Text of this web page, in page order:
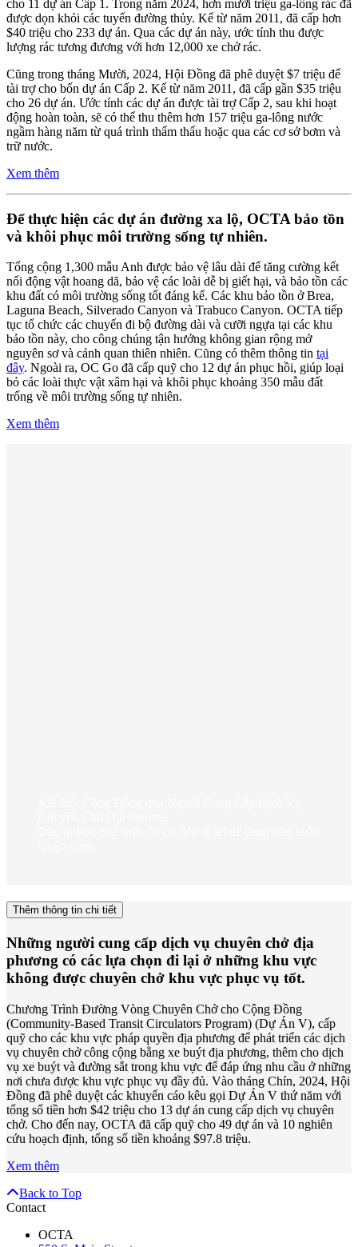
cho 11 dự án Cấp 1. Trong năm 2024, hơn mười triệu ga-lông rác đã
được dọn khỏi các tuyến đường thủy. Kể từ năm 2011, đã cấp hơn
$40 triệu cho 233 dự án. Qua các dự án này, ước tính thu được
lượng rác tương đương với hơn 12,000 xe chở rác.
Cũng trong tháng Mười, 2024, Hội Đồng đã phê duyệt $7 triệu để
tài trợ cho bốn dự án Cấp 2. Kể từ năm 2011, đã cấp gần $35 triệu
cho 26 dự án. Ước tính các dự án được tài trợ Cấp 2, sau khi hoạt
động hoàn toàn, sẽ có thể thu thêm hơn 157 triệu ga-lông nước
ngầm hàng năm từ quá trình thẩm thấu hoặc qua các cơ sở bơm và
trữ nước.
Xem thêm
Để thực hiện các dự án đường xa lộ, OCTA bảo tồn
và khôi phục môi trường sống tự nhiên.
Tổng cộng 1,300 mẫu Anh được bảo vệ lâu dài để tăng cường kết
nối động vật hoang dã, bảo vệ các loài dễ bị giết hại, và bảo tồn các
khu đất có môi trường sống tốt đáng kể. Các khu bảo tồn ở Brea,
Laguna Beach, Silverado Canyon và Trabuco Canyon. OCTA tiếp
tục tổ chức các chuyến đi bộ đường dài và cưỡi ngựa tại các khu
bảo tồn này, cho công chúng tận hưởng không gian rộng mở
nguyên sơ và cảnh quan thiên nhiên. Cũng có thêm thông tin tại
đây. Ngoài ra, OC Go đã cấp quỹ cho 12 dự án phục hồi, giúp loại
bỏ các loài thực vật xâm hại và khôi phục khoảng 350 mẫu đất
trống về môi trường sống tự nhiên.
Xem thêm
Thêm thông tin chi tiết
Những người cung cấp dịch vụ chuyên chở địa
phương có các lựa chọn đi lại ở những khu vực
không được chuyên chở khu vực phục vụ tốt.
Chương Trình Đường Vòng Chuyên Chở cho Cộng Đồng
(Community-Based Transit Circulators Program) (Dự Án V), cấp
quỹ cho các khu vực pháp quyền địa phương để phát triển các dịch
vụ chuyên chở công cộng bằng xe buýt địa phương, thêm cho dịch
vụ xe buýt và đường sắt trong khu vực để đáp ứng nhu cầu ở những
nơi chưa được khu vực phục vụ đầy đủ. Vào tháng Chín, 2024, Hội
Đồng đã phê duyệt các khuyến cáo kêu gọi Dự Án V thứ năm với
tổng số tiền hơn $42 triệu cho 13 dự án cung cấp dịch vụ chuyên
chở. Cho đến nay, OCTA đã cấp quỹ cho 49 dự án và 10 nghiên
cứu hoạch định, tổng số tiền khoảng $97.8 triệu.
Xem thêm
Back to Top
Contact
OCTA